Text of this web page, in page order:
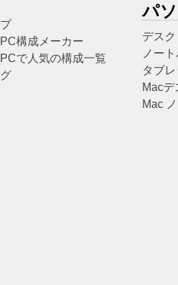
構成メーカー
で人気の構成一覧
パ
デス
ノー
タブ
Macデ
Mac